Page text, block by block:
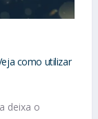
como utilizar
deixa o